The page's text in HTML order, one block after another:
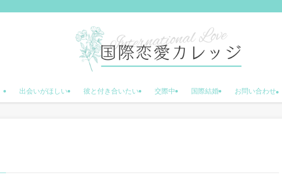
出会いがほしい 彼と付き合いたい 交際中 国際結婚 お問い合わせ